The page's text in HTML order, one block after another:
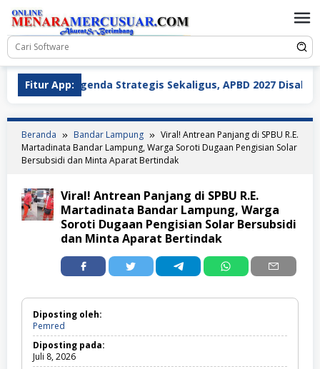
Loncat
konten
Fitur App:
Agenda Strategis Sekaligus, APBD 2027 Disahkan dan
Beranda Bandar Lampung
Viral! Antrean Panjang di SPBU R.E.
Martadinata Bandar Lampung, Warga Soroti Dugaan Pengisian Solar
Bersubsidi dan Minta Aparat Bertindak
Viral! Antrean Panjang di SPBU R.E.
Martadinata Bandar Lampung, Warga
Soroti Dugaan Pengisian Solar Bersubsidi
dan Minta Aparat Bertindak
Diposting oleh:
Pemred
Diposting pada:
Juli 8, 2026